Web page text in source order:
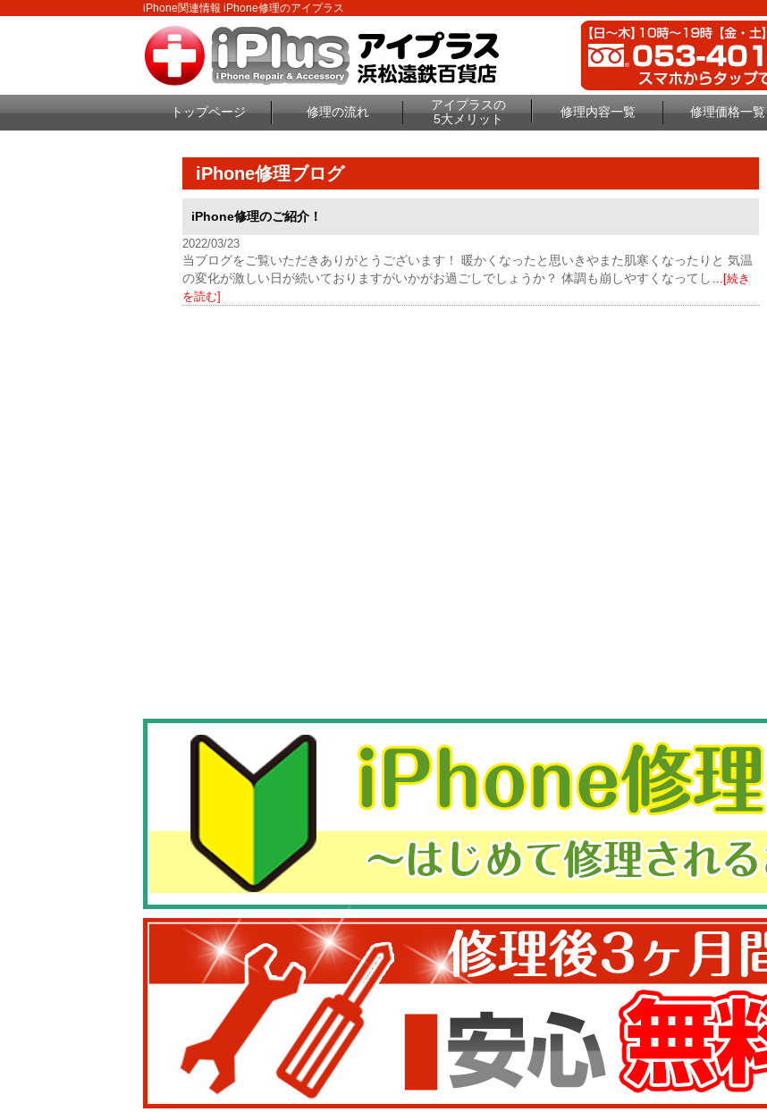
iPhone関連情報 iPhone修理のアイプラス
トップページ 修理の流れ
アイプラスの
5大メリット
修理内容一覧 修理価格一覧
iPhone修理ブログ
iPhone修理のご紹介！
2022/03/23
当ブログをご覧いただきありがとうございます！ 暖かくなったと思いきやまた肌寒くなったりと 気温
の変化が激しい日が続いておりますがいかがお過ごしでしょうか？ 体調も崩しやすくなってし …[続き
を読む]